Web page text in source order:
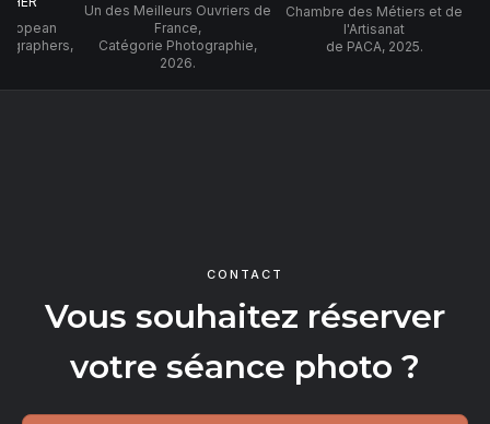
Chambre des Métiers et de
l'Artisanat
de PACA, 2025.
Un des Meilleurs Ouvriers de
France,
Catégorie Photographie,
2026.
CONTACT
Vous souhaitez réserver
votre séance photo ?